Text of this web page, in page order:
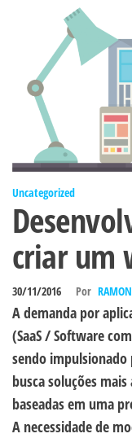
Uncategorized
criar um
30/11/2016 Por
A demanda por
(SaaS / Software
sendo impulsionado
busca soluções
baseadas em uma
A necessidade de